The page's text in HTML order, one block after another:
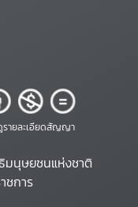
รายละเอียดสัญญา
มนุษยชนแห่งชาติ
ชการ